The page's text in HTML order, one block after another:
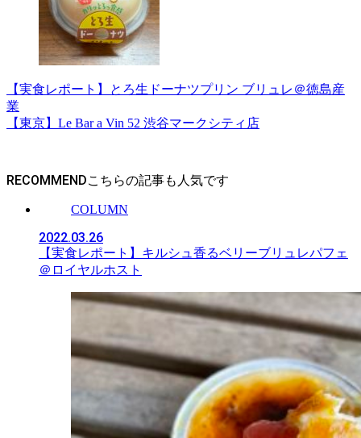
【実食レポート】とろ生ドーナツプリン ブリュレ＠徳島産
業
【東京】Le Bar a Vin 52 渋谷マークシティ店
RECOMMEND
COLUMN
2022.03.26
【実食レポート】キルシュ香るベリーブリュレパフェ
＠ロイヤルホスト